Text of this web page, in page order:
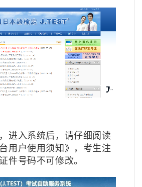
进入系统后，请仔细阅读
用户使用须知》，考生注
件号码不可修改。